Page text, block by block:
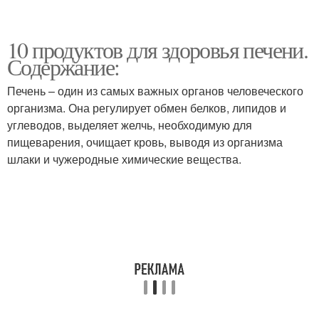
10 продуктов для здоровья печени.
Содержание:
Печень – один из самых важных органов человеческого
организма. Она регулирует обмен белков, липидов и
углеводов, выделяет желчь, необходимую для
пищеварения, очищает кровь, выводя из организма
шлаки и чужеродные химические вещества.